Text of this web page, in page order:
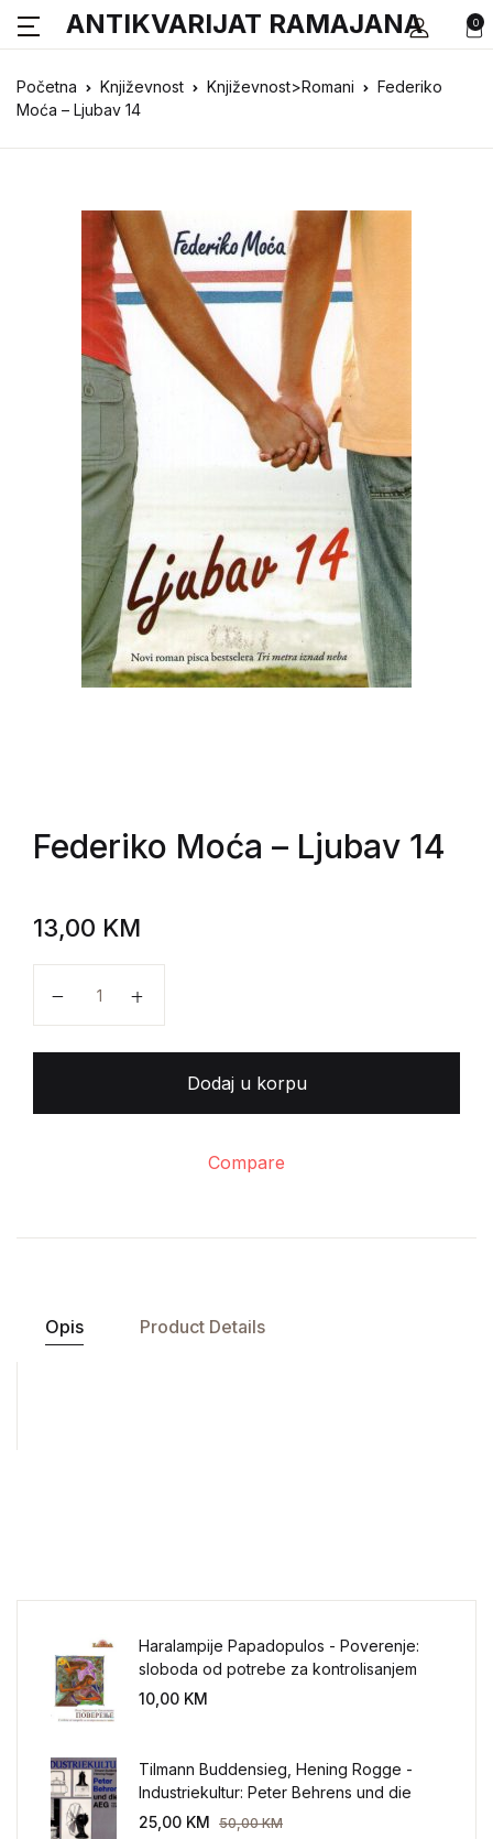
0
ANTIKVARIJAT RAMAJANA
Početna Književnost Književnost>Romani
Federiko
Moća – Ljubav 14
Federiko Moća – Ljubav 14
13,00 KM
Dodaj u korpu
Compare
Opis Product Details
Haralampije Papadopulos - Poverenje:
sloboda od potrebe za kontrolisanjem
sveta
10,00 KM
Tilmann Buddensieg, Hening Rogge -
Industriekultur: Peter Behrens und die
AEG 1907-1914.
25,00 KM 50,00KM